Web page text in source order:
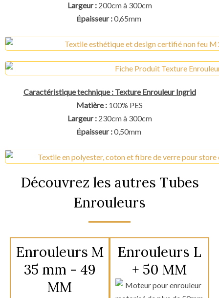
Largeur : 200cm à 300cm
Épaisseur :0,65mm
Caractéristique technique : Texture Enrouleur Ingrid
Matière : 100% PES
Largeur : 230cm à 300cm
Épaisseur :0,50mm
Découvrez les autres Tubes
Enrouleurs
Enrouleurs M
35 mm - 49
MM
Enrouleurs L
+ 50 MM